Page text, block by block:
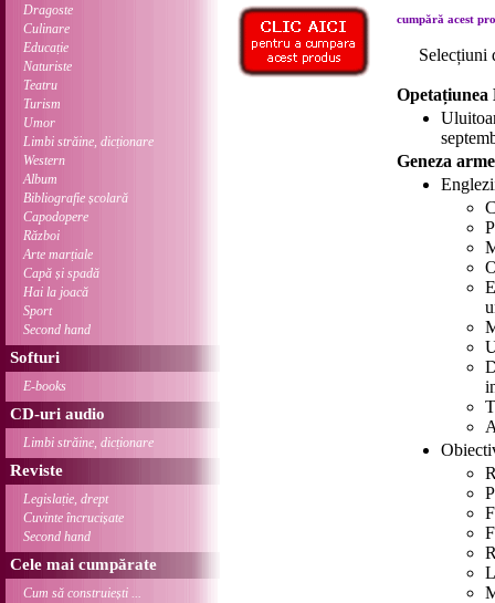
Dragoste
Culinare
Educație
Naturiste
Teatru
Turism
Umor
Limbi străine, dicționare
Western
Album
Bibliografie școlară
Capodopere
Război
Arte marțiale
Capă și spadă
Hai la joacă
Sport
Second hand
Softuri
E-books
CD-uri audio
Limbi străine, dicționare
Reviste
Legislație, drept
Cuvinte încrucișate
Second hand
Cele mai cumpărate
Cum să construiești ...
cumpără acest
Selecțiuni
Opetațiunea
Geneza